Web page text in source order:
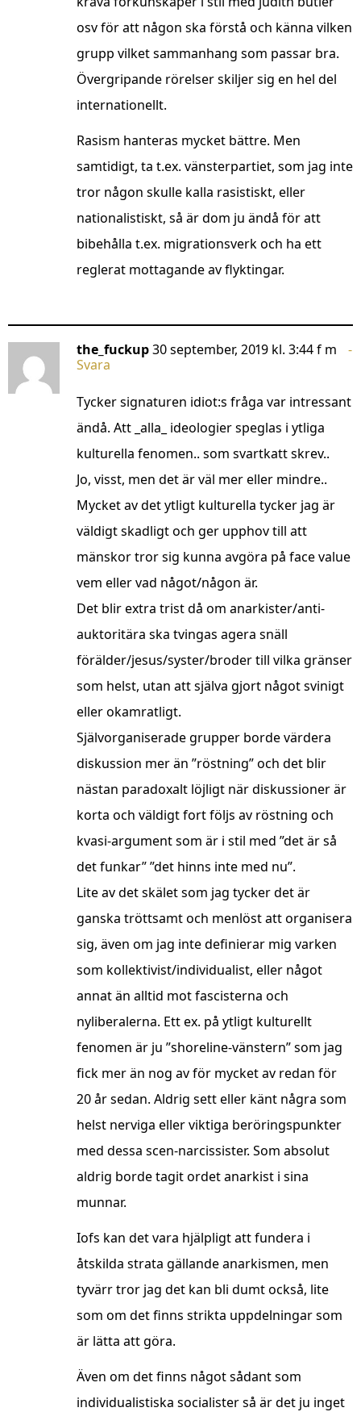
osv för att någon ska förstå och känna vilken
grupp vilket sammanhang som passar bra.
Övergripande rörelser skiljer sig en hel del
internationellt.
Rasism hanteras mycket bättre. Men
samtidigt, ta t.ex. vänsterpartiet, som jag inte
tror någon skulle kalla rasistiskt, eller
nationalistiskt, så är dom ju ändå för att
bibehålla t.ex. migrationsverk och ha ett
reglerat mottagande av flyktingar.
the_fuckup30 september, 2019 kl. 3:44 f m
Svara
Tycker signaturen idiot:s fråga var intressant
ändå. Att _alla_ ideologier speglas i ytliga
kulturella fenomen.. som svartkatt skrev..
Jo, visst, men det är väl mer eller mindre..
Mycket av det ytligt kulturella tycker jag är
väldigt skadligt och ger upphov till att
mänskor tror sig kunna avgöra på face value
vem eller vad något/någon är.
Det blir extra trist då om anarkister/anti-
auktoritära ska tvingas agera snäll
förälder/jesus/syster/broder till vilka gränser
som helst, utan att själva gjort något svinigt
eller okamratligt.
Självorganiserade grupper borde värdera
diskussion mer än ”röstning” och det blir
nästan paradoxalt löjligt när diskussioner är
korta och väldigt fort följs av röstning och
kvasi-argument som är i stil med ”det är så
det funkar” ”det hinns inte med nu”.
Lite av det skälet som jag tycker det är
ganska tröttsamt och menlöst att organisera
sig, även om jag inte definierar mig varken
som kollektivist/individualist, eller något
annat än alltid mot fascisterna och
nyliberalerna. Ett ex. på ytligt kulturellt
fenomen är ju ”shoreline-vänstern” som jag
fick mer än nog av för mycket av redan för
20 år sedan. Aldrig sett eller känt några som
helst nerviga eller viktiga beröringspunkter
med dessa scen-narcissister. Som absolut
aldrig borde tagit ordet anarkist i sina
munnar.
Iofs kan det vara hjälpligt att fundera i
åtskilda strata gällande anarkismen, men
tyvärr tror jag det kan bli dumt också, lite
som om det finns strikta uppdelningar som
är lätta att göra.
Även om det finns något sådant som
individualistiska socialister så är det ju inget